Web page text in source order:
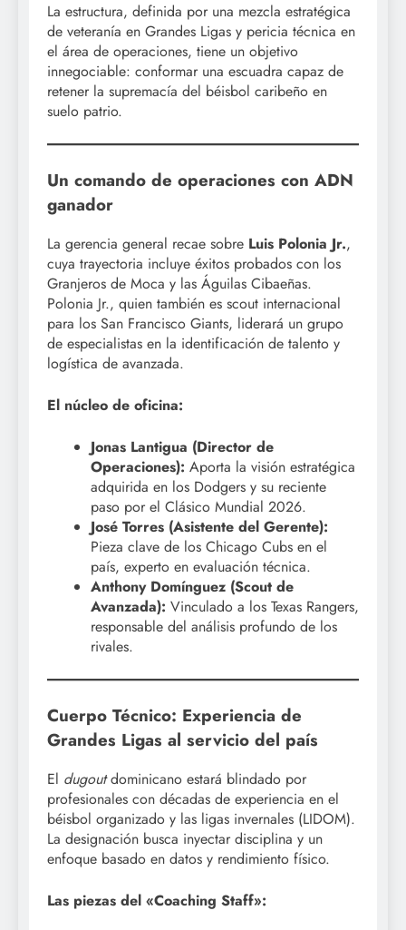
La estructura, definida por una mezcla estratégica
de veteranía en Grandes Ligas y pericia técnica en
el área de operaciones, tiene un objetivo
innegociable: conformar una escuadra capaz de
retener la supremacía del béisbol caribeño en
suelo patrio.
Un comando de operaciones con ADN
ganador
La gerencia general recae sobre Luis Polonia Jr.,
cuya trayectoria incluye éxitos probados con los
Granjeros de Moca y las Águilas Cibaeñas.
Polonia Jr., quien también es scout internacional
para los San Francisco Giants, liderará un grupo
de especialistas en la identificación de talento y
logística de avanzada.
El núcleo de oficina:
Jonas Lantigua (Director de
Operaciones): Aporta la visión estratégica
adquirida en los Dodgers y su reciente
paso por el Clásico Mundial 2026.
José Torres (Asistente del Gerente):
Pieza clave de los Chicago Cubs en el
país, experto en evaluación técnica.
Anthony Domínguez (Scout de
Avanzada): Vinculado a los Texas Rangers,
responsable del análisis profundo de los
rivales.
Cuerpo Técnico: Experiencia de
Grandes Ligas al servicio del país
El dugoutdominicano estará blindado por
profesionales con décadas de experiencia en el
béisbol organizado y las ligas invernales (LIDOM).
La designación busca inyectar disciplina y un
enfoque basado en datos y rendimiento físico.
Las piezas del «Coaching Staff»: